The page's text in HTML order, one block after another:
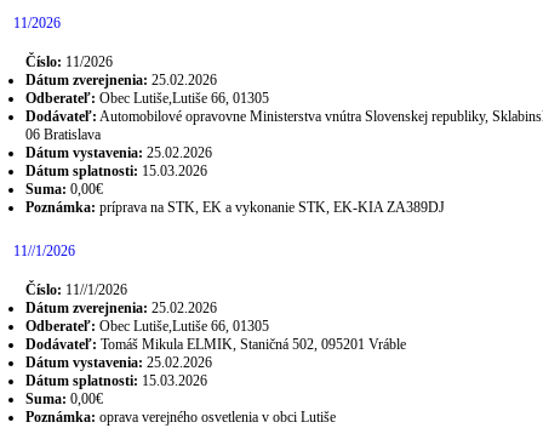
11/2026
Číslo: 11/2026
Dátum zverejnenia: 25.02.2026
Odberateľ: Obec Lutiše,Lutiše 66, 01305
Dodávateľ: Automobilové opravovne Ministerstva vnútra Slovenskej republiky,
06 Bratislava
Dátum vystavenia: 25.02.2026
Dátum splatnosti: 15.03.2026
Suma: 0,00€
Poznámka: príprava na STK, EK a vykonanie STK, EK-KIA ZA389DJ
11//1/2026
Číslo: 11//1/2026
Dátum zverejnenia: 25.02.2026
Odberateľ: Obec Lutiše,Lutiše 66, 01305
Dodávateľ: Tomáš Mikula ELMIK, Staničná 502, 095201 Vráble
Dátum vystavenia: 25.02.2026
Dátum splatnosti: 15.03.2026
Suma: 0,00€
Poznámka: oprava verejného osvetlenia v obci Lutiše